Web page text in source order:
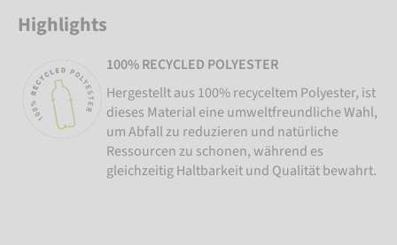
Highlights
100% RECYCLED POLYESTER
Hergestellt aus 100% recyceltem Polyester, ist
dieses Material eine umweltfreundliche Wahl,
um Abfall zu reduzieren und natürliche
Ressourcen zu schonen, während es
gleichzeitig Haltbarkeit und Qualität bewahrt.